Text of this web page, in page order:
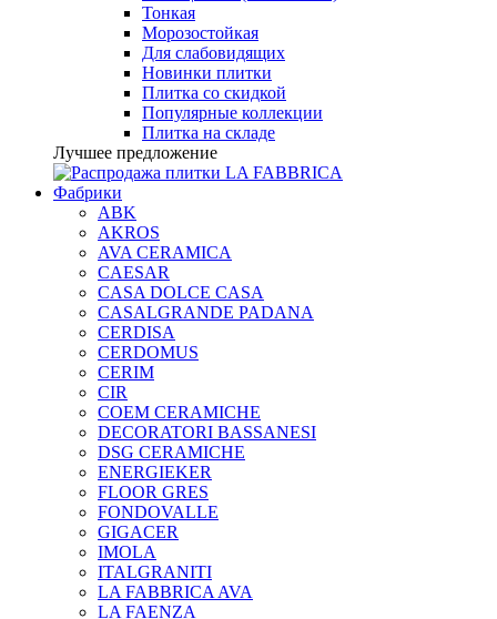
Тонкая
Морозостойкая
Для слабовидящих
Новинки плитки
Плитка со скидкой
Популярные коллекции
Плитка на складе
Лучшее предложение
Фабрики
ABK
AKROS
AVA CERAMICA
CAESAR
CASA DOLCE CASA
CASALGRANDE PADANA
CERDISA
CERDOMUS
CERIM
CIR
COEM CERAMICHE
DECORATORI BASSANESI
DSG CERAMICHE
ENERGIEKER
FLOOR GRES
FONDOVALLE
GIGACER
IMOLA
ITALGRANITI
LA FABBRICA AVA
LA FAENZA